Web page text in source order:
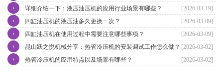
[2026-03-19]
详细介绍一下：液压油压机的应用行业场景有哪些？
›
[2026-03-09]
四缸油压机的液压油多久更换一次？
›
[2026-03-09]
四缸油压机在使用过程中需要注意哪些事项？
›
[2026-03-02]
昆山跃之悦机械分享：热管冷压机的安装调试工作怎么做？
›
[2026-03-02]
热管冷压机的应用特点以及场景有哪些？
›